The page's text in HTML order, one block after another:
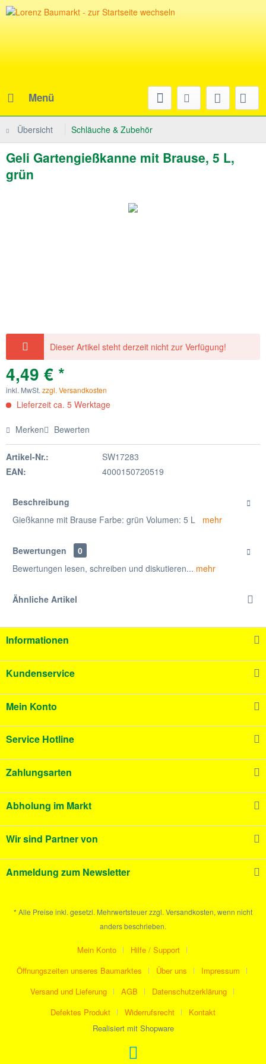
Menü
Übersicht Schläuche & Zubehör
Geli Gartengießkanne mit Brause, 5 L,
grün
Dieser Artikel steht derzeit nicht zur Verfügung!
4,49 € *
inkl. MwSt. zzgl. Versandkosten
Lieferzeit ca. 5 Werktage
Merken Bewerten
Artikel-Nr.:
SW17283
EAN:
4000150720519
Beschreibung
Gießkanne mit Brause Farbe: grün Volumen: 5 L mehr
Bewertungen
0
Bewertungen lesen, schreiben und diskutieren... mehr
Ähnliche Artikel
Informationen
Kundenservice
Mein Konto
Service Hotline
Zahlungsarten
Abholung im Markt
Wir sind Partner von
Anmeldung zum Newsletter
* Alle Preise inkl. gesetzl. Mehrwertsteuer zzgl. Versandkosten, wenn nicht
anders beschrieben.
Mein Konto
Hilfe / Support
Öffnungszeiten unseres Baumarktes
Über uns
Impressum
Versand und Lieferung
AGB
Datenschutzerklärung
Defektes Produkt
Widerrufsrecht
Kontakt
Realisiert mit Shopware